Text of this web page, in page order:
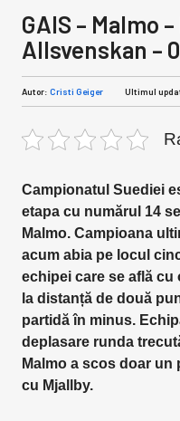
GAIS – Malmo
Allsvenskan –
Autor: Cristi Geiger Ultimul
Campionatul Suediei
etapa cu numărul 14
Malmo. Campioana
acum abia pe locul
echipei care se află cu
la distanță de două
partidă în minus.
deplasare runda
Malmo a scos doar un
cu Mjallby.